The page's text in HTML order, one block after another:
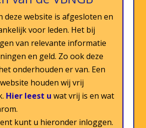
deze website is afgesloten en
voor leden. Het bij
van relevante informatie
en geld. Zo ook deze
onderhouden er van. Een
houden wij vrij
Hier leest u wat vrij is en wat
kunt u hieronder inloggen.